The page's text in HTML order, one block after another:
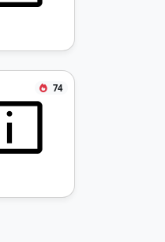
74